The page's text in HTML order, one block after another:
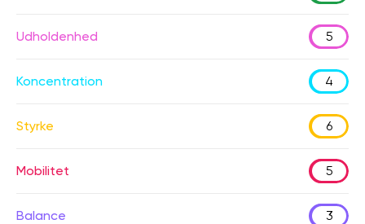
Udholdenhed 5
Koncentration 4
Styrke 6
Mobilitet 5
Balance 3